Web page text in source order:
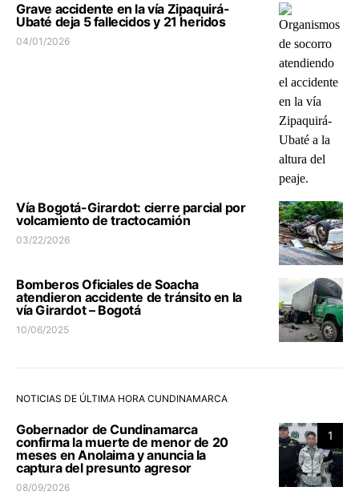
Grave accidente en la vía Zipaquirá-
Ubaté deja 5 fallecidos y 21 heridos
04/01/2026
Vía Bogotá-Girardot: cierre parcial por
volcamiento de tractocamión
03/22/2026
Bomberos Oficiales de Soacha
atendieron accidente de tránsito en la
vía Girardot – Bogotá
10/06/2025
NOTICIAS DE ÚLTIMA HORA CUNDINAMARCA
1
Gobernador de Cundinamarca
confirma la muerte de menor de 20
meses en Anolaima y anuncia la
captura del presunto agresor
08/09/2026